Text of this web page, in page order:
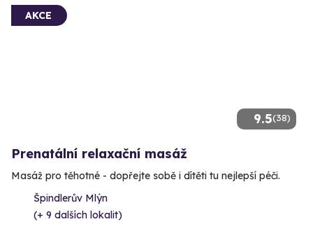
9.5(38)
AKCE
Prenatální relaxační masáž
Masáž pro těhotné - dopřejte sobě i dítěti tu nejlepší péči.
Špindlerův Mlýn
(+ 9 dalších lokalit)